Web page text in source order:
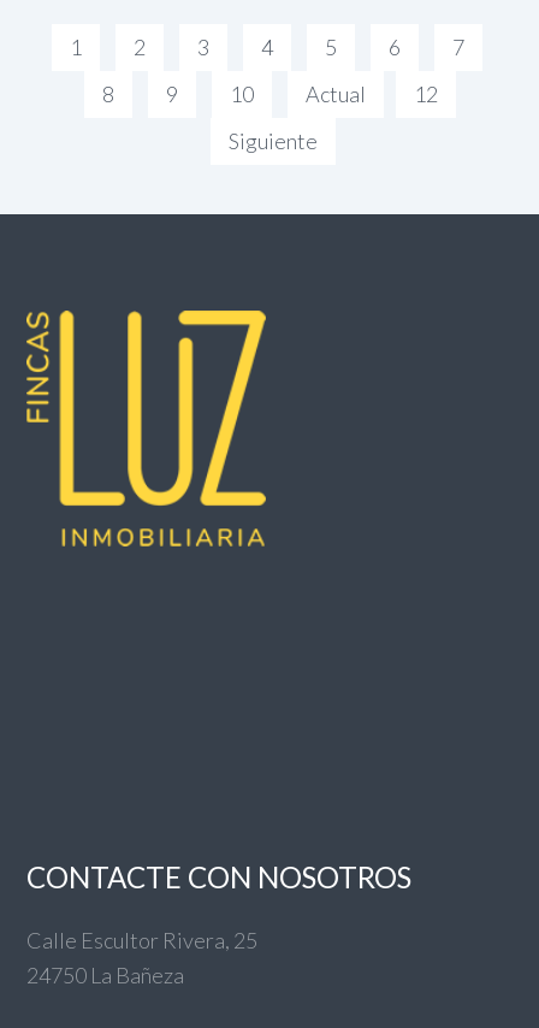
1 2 3 4 5 6
7
8
9 10 Actual
12
Siguiente
CONTACTE CON NOSOTROS
Calle Escultor Rivera, 25
24750 La Bañeza